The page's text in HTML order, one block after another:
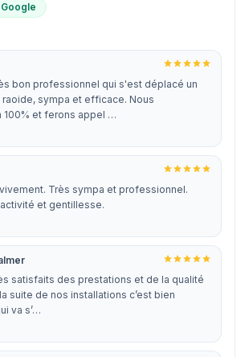
bon professionnel qui s'est déplacé un
raoide, sympa et efficace. Nous
100% et ferons appel …
Très sympa et professionnel.
et gentillesse.
satisfaits des prestations et de la qualité
suite de nos installations c’est bien
va s’…